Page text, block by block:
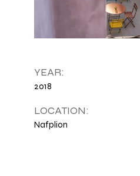
YEAR:
2018
LOCATION:
Nafplion